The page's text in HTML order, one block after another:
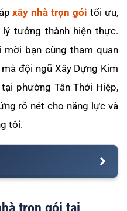
xây nhà trọn gói tối ưu,
tưởng thành hiện thực.
mời bạn cùng tham quan
đội ngũ Xây Dựng Kim
phường Tân Thới Hiệp,
rõ nét cho năng lực và
tôi.